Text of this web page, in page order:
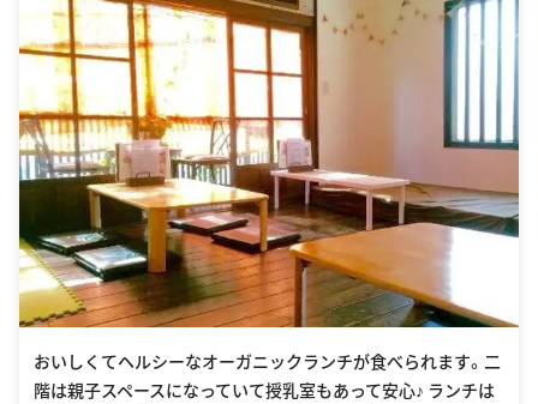
おいしくてヘルシーなオーガニックランチが食べられます。二
階は親子スペースになっていて授乳室もあって安心♪ ランチは